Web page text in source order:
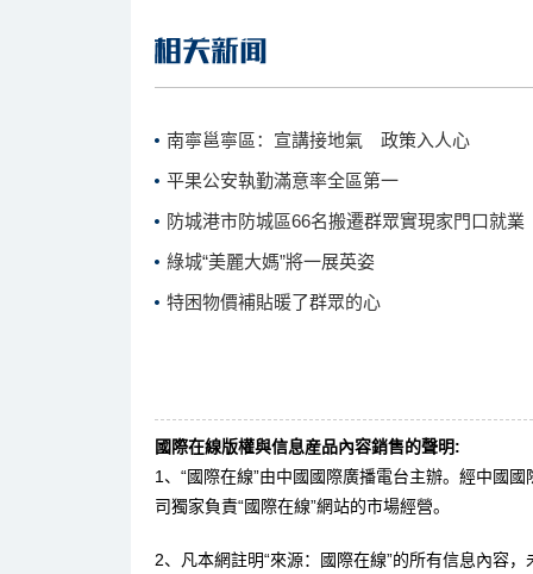
南寧邕寧區：宣講接地氣 政策入人心
平果公安執勤滿意率全區第一
防城港市防城區66名搬遷群眾實現家門口就業
綠城“美麗大媽”將一展英姿
特困物價補貼暖了群眾的心
國際在線版權與信息産品內容銷售的聲明:
1、“國際在線”由中國國際廣播電台主辦。經中國
司獨家負責“國際在線”網站的市場經營。
2、凡本網註明“來源：國際在線”的所有信息內容